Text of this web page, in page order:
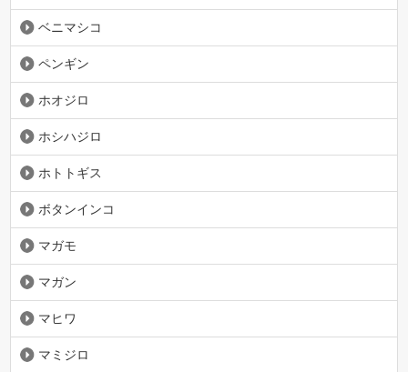
ベニマシコ
ペンギン
ホオジロ
ホシハジロ
ホトトギス
ボタンインコ
マガモ
マガン
マヒワ
マミジロ